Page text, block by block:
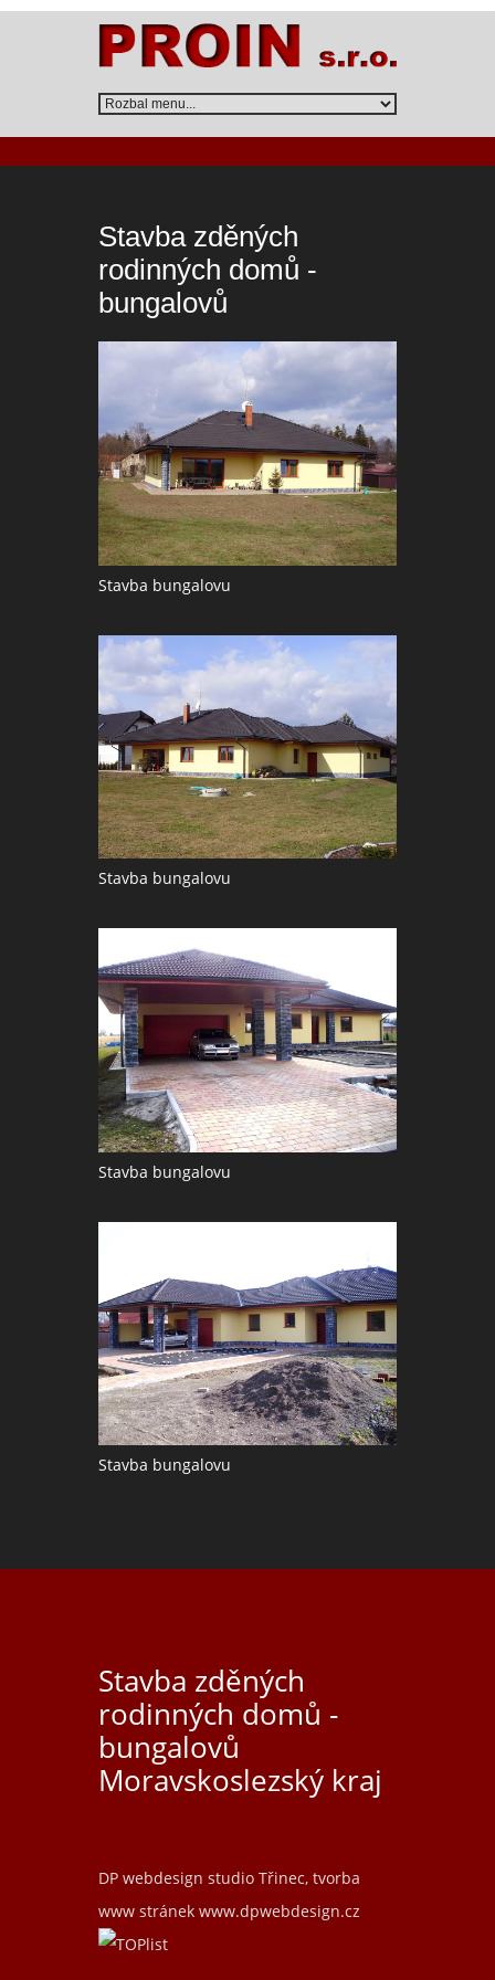
Stavba zděných
rodinných domů -
bungalovů
Stavba bungalovu
Stavba bungalovu
Stavba bungalovu
Stavba bungalovu
Stavba zděných
rodinných domů -
bungalovů
Moravskoslezský kraj
DP webdesign studio Třinec, tvorba
www stránek www.dpwebdesign.cz